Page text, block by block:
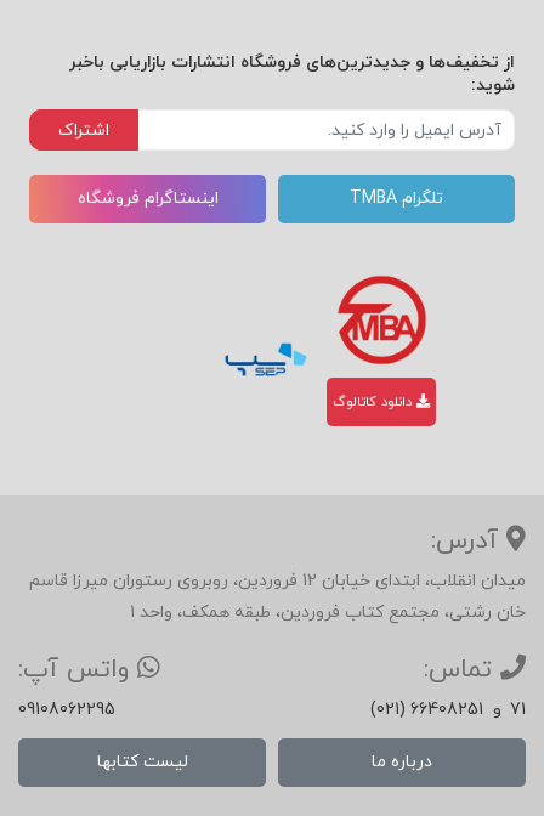
از تخفیف‌ها و جدیدترین‌های فروشگاه انتشارات بازاریابی باخبر
شوید:
اشتراک
تلگرام TMBA اینستاگرام فروشگاه
دانلود کاتالوگ
آدرس:
میدان انقلاب، ابتدای خیابان 12 فروردین، روبروی رستوران میرزا قاسم
خان رشتی، مجتمع کتاب فروردین، طبقه همکف، واحد 1
تماس:
(021) 66408251 و 71
واتس آپ:
09108062295
درباره ما لیست کتابها